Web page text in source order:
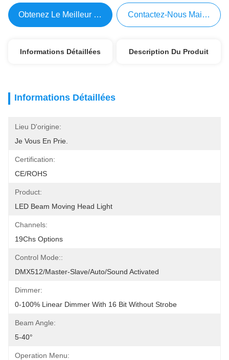
Obtenez Le Meilleur Prix Contactez-Nous Maintenant
Informations Détaillées Description Du Produit
Informations Détaillées
Lieu D'origine:
Je Vous En Prie.
Certification:
CE/ROHS
Product:
LED Beam Moving Head Light
Channels:
19Chs Options
Control Mode::
DMX512/Master-Slave/Auto/Sound Activated
Dimmer:
0-100% Linear Dimmer With 16 Bit Without Strobe
Beam Angle:
5-40°
Operation Menu: